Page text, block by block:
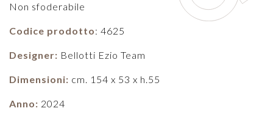
Non sfoderabile
Codice prodotto: 4625
Designer: Bellotti Ezio Team
Dimensioni: cm. 154 x 53 x h.55
Anno: 2024